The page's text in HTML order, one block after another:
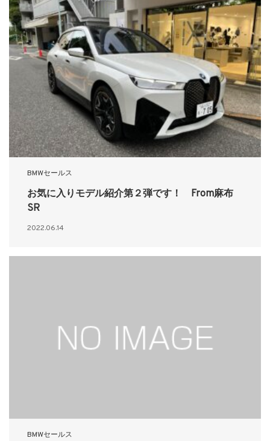
BMWセールス
お気に入りモデル紹介第２弾です！ From麻布
SR
2022.06.14
BMWセールス